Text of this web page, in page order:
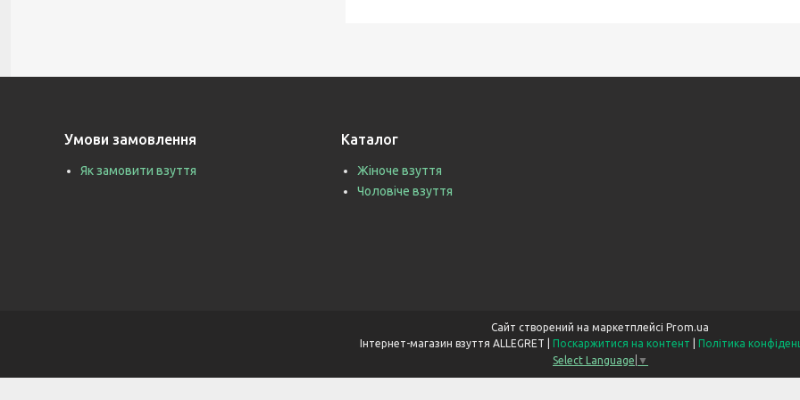
Умови замовлення
Як замовити взуття
Каталог
Жіноче взуття
Чоловіче взуття
Сайт створений на маркетплейсі Prom.ua
Поскаржитися на контент
Політика
Select Language ▼